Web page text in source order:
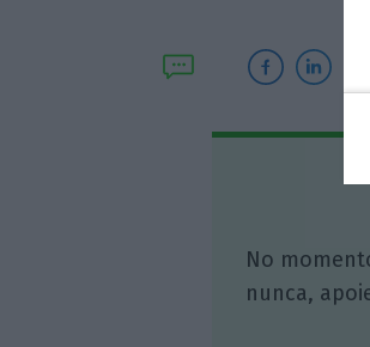
No
nunca,